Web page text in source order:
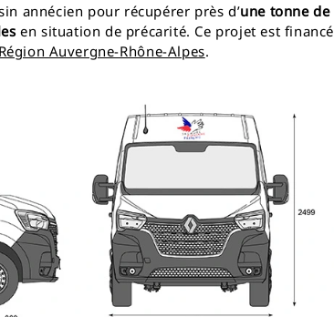
annécien pour récupérer près d’une tonne de
en situation de précarité. Ce projet est financé
Région Auvergne-Rhône-Alpes.